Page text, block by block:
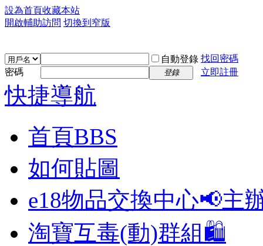
設為首頁收藏本站
開啟輔助訪問 切換到窄版
自動登錄 找回密碼
密碼
登錄 立即註冊
快捷導航
首頁BBS
如何貼圖
e18物品交換中心📢主
淘寶互毒(動)群組🛍️